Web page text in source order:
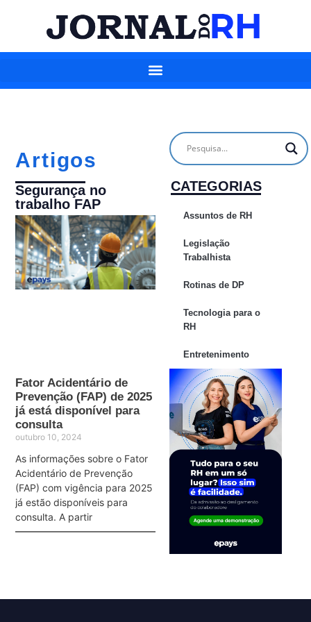
Artigos
Segurança no
trabalho FAP
Fator Acidentário de
Prevenção (FAP) de 2025
já está disponível para
consulta
outubro 10, 2024
As informações sobre o Fator
Acidentário de Prevenção
(FAP) com vigência para 2025
já estão disponíveis para
consulta. A partir
CATEGORIAS
Assuntos de RH
Legislação
Trabalhista
Rotinas de DP
Tecnologia para o
RH
Entretenimento